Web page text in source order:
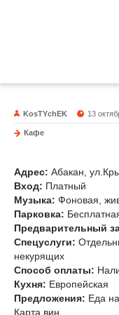
KosTYchEK 13
Кафе
Адрес: Абакан,
Вход: Платный
Музыка: Фоновая,
Парковка:
Предварительный
Спецуслуги:
некурящих
Способ оплаты:
Кухня: Европейская
Предложения: Еда
Карта вин.